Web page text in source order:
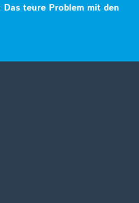
teure Problem mit den